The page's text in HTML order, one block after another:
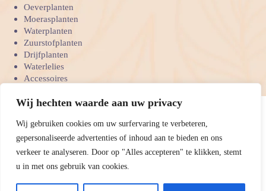
Wij hechten waarde aan uw privacy
Wij gebruiken cookies om uw surfervaring te verbeteren,
gepersonaliseerde advertenties of inhoud aan te bieden en ons
verkeer te analyseren. Door op "Alles accepteren" te klikken, stemt
u in met ons gebruik van cookies.
Oeverplanten
Moerasplanten
Waterplanten
Zuurstofplanten
Drijfplanten
Waterlelies
Accessoires
Onze betaal mogelijkheden
Copyright 2026 Vijverplanten online
voorwaarden
Privacyverklaring- Ontwikkeld doorBest4u